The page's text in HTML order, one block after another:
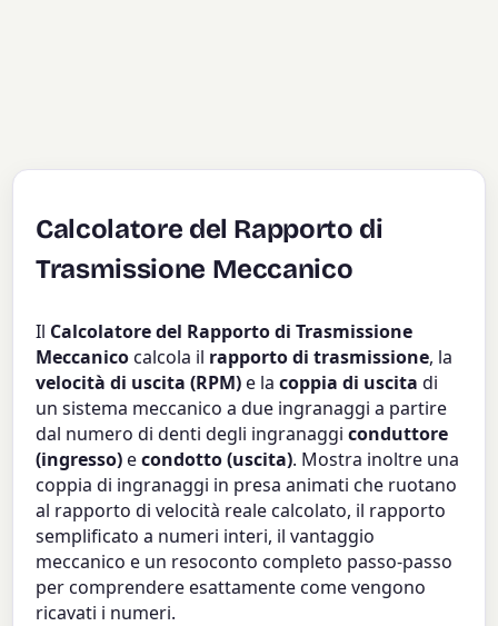
Calcolatore del Rapporto di
Trasmissione Meccanico
Il Calcolatore del Rapporto di Trasmissione
Meccanicocalcola il rapporto di trasmissione, la
velocità di uscita (RPM)e lacoppia di uscita di
un sistema meccanico a due ingranaggi a partire
dal numero di denti degli ingranaggiconduttore
(ingresso)econdotto (uscita). Mostra inoltre una
coppia di ingranaggi in presa animati che ruotano
al rapporto di velocità reale calcolato, il rapporto
semplificato a numeri interi, il vantaggio
meccanico e un resoconto completo passo-passo
per comprendere esattamente come vengono
ricavati i numeri.